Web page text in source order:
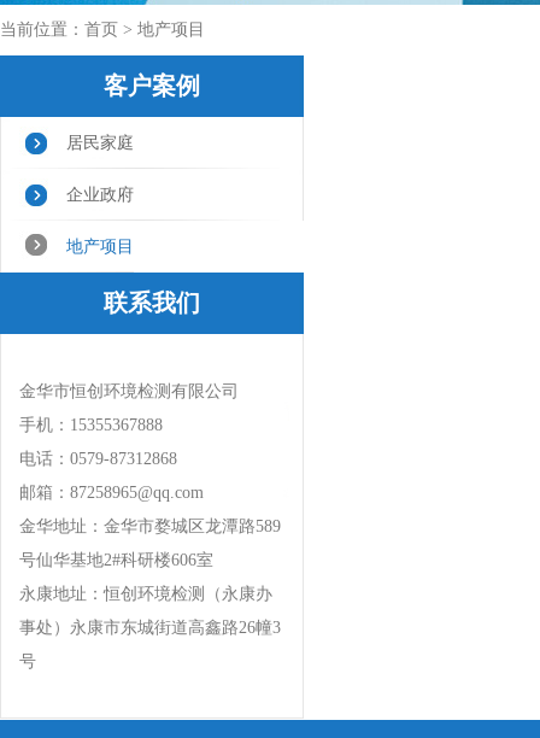
当前位置： 首页 > 地产项目
客户案例
居民家庭
企业政府
地产项目
联系我们
金华市恒创环境检测有限公司
手机：15355367888
电话：0579-87312868
邮箱：87258965@qq.com
金华地址：金华市婺城区龙潭路589
号仙华基地2#科研楼606室
永康地址：恒创环境检测（永康办
事处）永康市东城街道高鑫路26幢3
号